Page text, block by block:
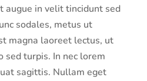
augue in velit tincidunt sed
sodales, metus ut
magna laoreet lectus, ut
sed turpis. In nec lorem
sagittis. Nullam eget